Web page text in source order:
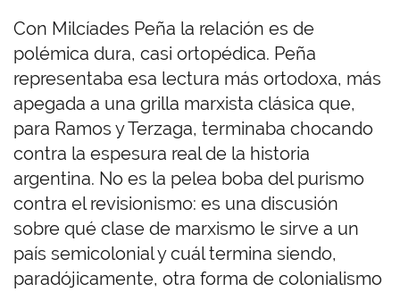
Con Milcíades Peña la relación es de
polémica dura, casi ortopédica. Peña
representaba esa lectura más ortodoxa, más
apegada a una grilla marxista clásica que,
para Ramos y Terzaga, terminaba chocando
contra la espesura real de la historia
argentina. No es la pelea boba del purismo
contra el revisionismo: es una discusión
sobre qué clase de marxismo le sirve a un
país semicolonial y cuál termina siendo,
paradójicamente, otra forma de colonialismo